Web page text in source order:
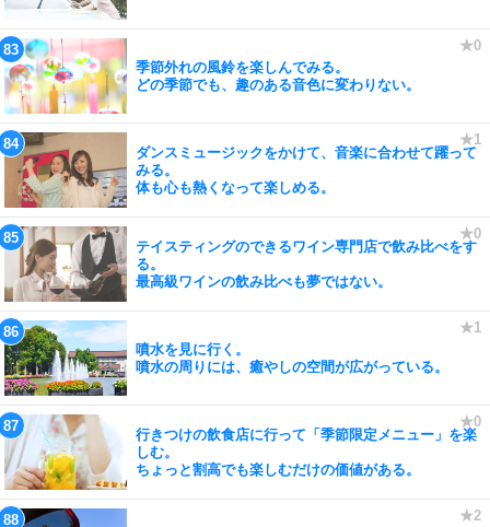
季節外れの風鈴を楽しんでみる。
どの季節でも、趣のある音色に変わりない。
ダンスミュージックをかけて、音楽に合わせて躍って
みる。
体も心も熱くなって楽しめる。
テイスティングのできるワイン専門店で飲み比べをす
る。
最高級ワインの飲み比べも夢ではない。
噴水を見に行く。
噴水の周りには、癒やしの空間が広がっている。
行きつけの飲食店に行って「季節限定メニュー」を楽
しむ。
ちょっと割高でも楽しむだけの価値がある。